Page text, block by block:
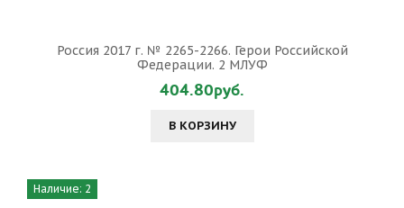
Россия 2017 г. № 2265-2266. Герои Российской
Федерации. 2 МЛУФ
404.80руб.
В КОРЗИНУ
Наличие: 2